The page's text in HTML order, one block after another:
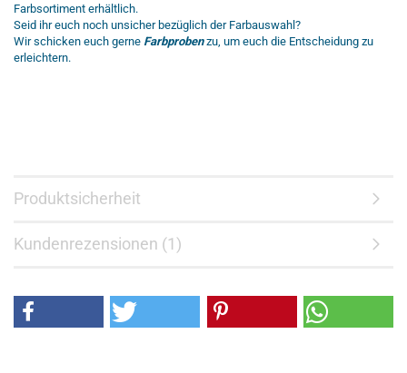
Farbsortiment erhältlich.
Seid ihr euch noch unsicher bezüglich der Farbauswahl?
Wir schicken euch gerne Farbprobenzu, um euch die Entscheidung zu
erleichtern.
Produktsicherheit
Kundenrezensionen (1)